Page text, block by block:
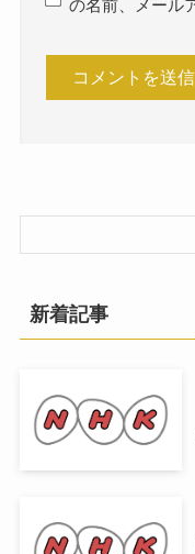
の名前、メール
新着記事